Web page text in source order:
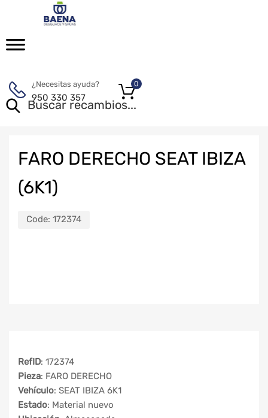
¿Necesitas ayuda?
950 330 357
0
FARO DERECHO SEAT IBIZA
(6K1)
Code: 172374
RefID: 172374
Pieza: FARO DERECHO
Vehículo: SEAT IBIZA 6K1
Estado: Material nuevo